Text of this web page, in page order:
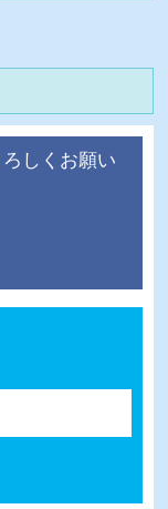
しくお願い